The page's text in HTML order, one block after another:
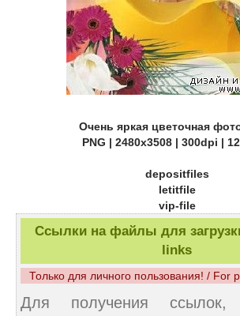
Очень яркая цветочная
PNG | 2480х3508 | 300dpi |
depositfiles
letitfile
vip-file
Ссылки на файлы для
links
Только для личного пользования! / For
Для получения ссылок,